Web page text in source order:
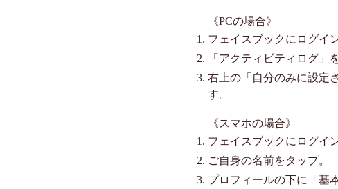
《PCの場合》
フェイスブックにログイ
「アクティビティログ」
右上の「自分のみに設定
す。
《スマホの場合》
フェイスブックにログイ
ご自身の名前をタップ。
プロフィールの下に「基